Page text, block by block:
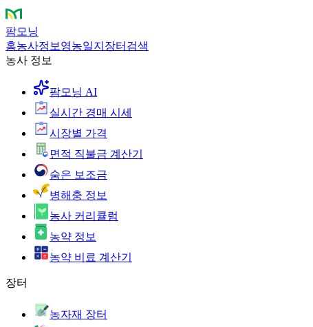
팜모닝
홈농사정보 영농일지 장터 검색
농사 정보
팜모닝 AI
실시간 경매 시세
시장별 가격
면적 직불금 계산기
숨은 보조금
병해충 정보
농사 커리큘럼
농약 정보
농약 비료 계산기
장터
농자재 장터